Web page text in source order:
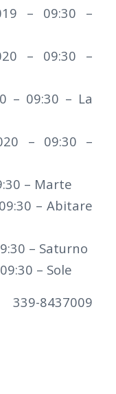
– 09:30 –
– 09:30 –
– 09:30 – La
– 09:30 –
– Marte
– Abitare
– Saturno
– Sole
8437009